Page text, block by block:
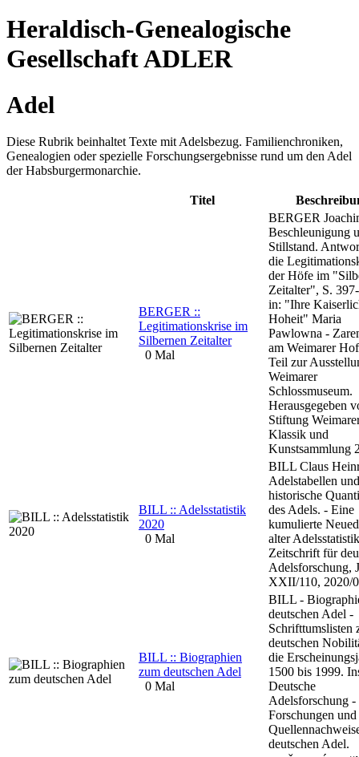
Heraldisch-Genealogische
Gesellschaft ADLER
Adel
Diese Rubrik beinhaltet Texte mit Adelsbezug. Familienchroniken,
Genealogien oder spezielle Forschungsergebnisse rund um den Adel
der Habsburgermonarchie.
Titel
BERGER ::
Legitimationskrise im
Silbernen Zeitalter
0 Mal
BERGER
Beschleunigung
Stillstand.
die
der Höfe im
Zeitalter", S.
in: "Ihre
Hoheit" Maria
Pawlowna -
am Weimarer
Teil zur
Weimarer
Schlossmuseum.
Herausgegeben
Stiftung
Klassik und
Kunstsammlung
BILL :: Adelsstatistik
2020
0 Mal
BILL Claus
Adelstabellen und
historische
des Adels. - Eine
kumulierte
alter
Zeitschrift für
Adelsforschung,
XXII/110, 2020/
BILL :: Biographien
zum deutschen Adel
0 Mal
BILL -
deutschen Adel -
Schrifttumslisten
deutschen
die
1500 bis 1999.
Deutsche
Adelsforschung -
Forschungen und
deutschen Adel.